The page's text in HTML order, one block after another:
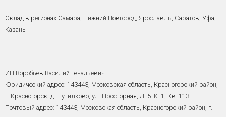
Склад в регионах Самара, Нижний Новгород, Ярославль, Саратов, Уфа,
Казань
ИП Воробьев Василий Генадьевич
Юридический адрес: 143443, Московская область, Красногорский район,
г. Красногорск, д. Путилково, ул. Просторная, Д. 5. К. 1, Кв. 113
Почтовый адрес: 143443, Московская область, Красногорский район, г.